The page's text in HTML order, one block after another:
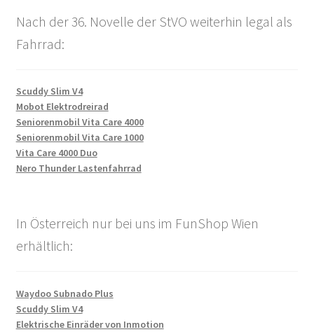
Nach der 36. Novelle der StVO weiterhin legal als
Fahrrad:
Scuddy Slim V4
Mobot Elektrodreirad
Seniorenmobil Vita Care 4000
Seniorenmobil Vita Care 1000
Vita Care 4000 Duo
Nero Thunder Lastenfahrrad
In Österreich nur bei uns im FunShop Wien
erhältlich:
Waydoo Subnado Plus
Scuddy Slim V4
Elektrische Einräder von Inmotion